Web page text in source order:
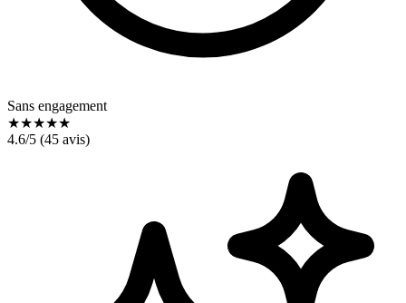
Sans engagement
★★★★★
4.6/5 (45 avis)